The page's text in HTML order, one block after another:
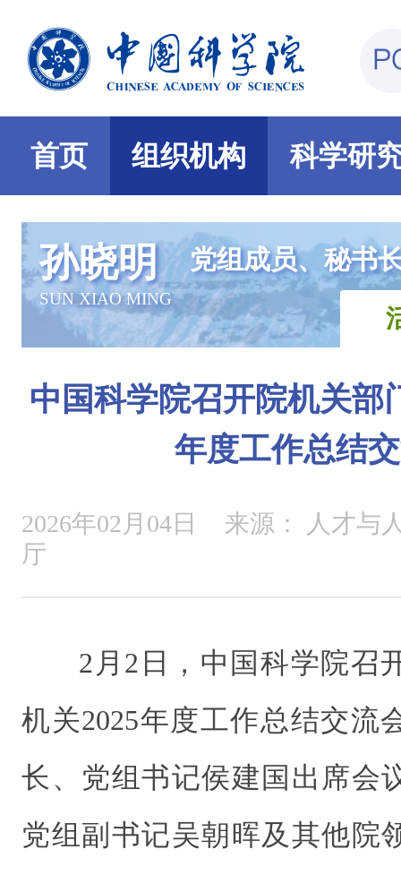
首页 组织机构 科学研
孙晓明
SUN XIAO MING
党组成员、秘书
中国科学院召开院机关部
年度工作总结
2026年02月04日 来源：
人才与
厅
2月2日，中国科学院召
机关2025年度工作总结交流
长、党组书记侯建国出席会
党组副书记吴朝晖及其他院